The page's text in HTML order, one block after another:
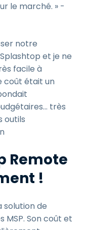
le marché. » -
notre
et je ne
facile à
coût était un
très
outils
Remote
!
solution de
Son coût et